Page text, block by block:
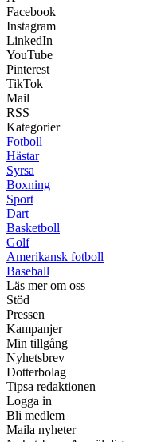
Facebook
Instagram
LinkedIn
YouTube
Pinterest
TikTok
Mail
RSS
Kategorier
Fotboll
Hästar
Syrsa
Boxning
Sport
Dart
Basketboll
Golf
Amerikansk fotboll
Baseball
Läs mer om oss
Stöd
Pressen
Kampanjer
Min tillgång
Nyhetsbrev
Dotterbolag
Tipsa redaktionen
Logga in
Bli medlem
Maila nyheter